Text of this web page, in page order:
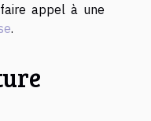
appel à une
.